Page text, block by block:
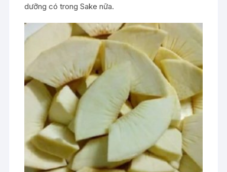
dưỡng có trong Sake nữa.